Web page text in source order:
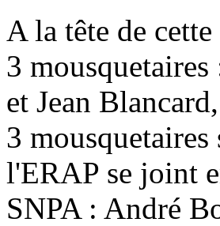
A la tête de
3
et Jean
3
l'ERAP se joint
SNPA : André